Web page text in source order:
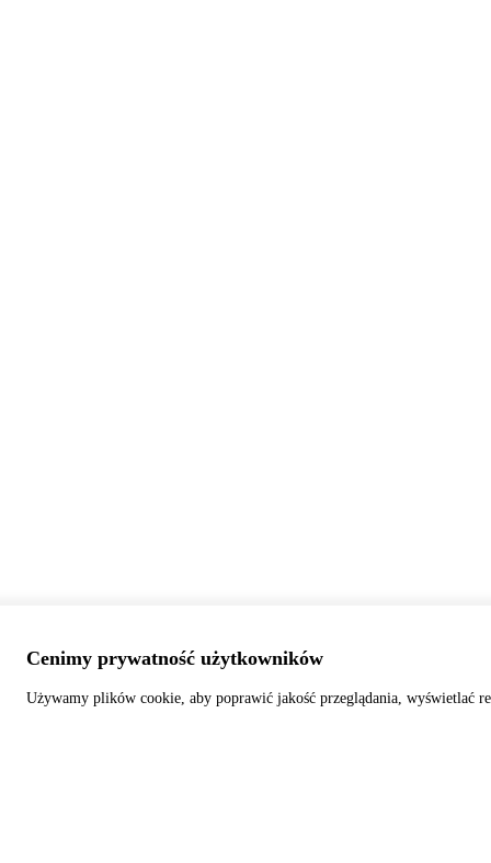
Cenimy prywatność użytkowników
Używamy plików cookie, aby poprawić jakość przeglądania, wyświetlać